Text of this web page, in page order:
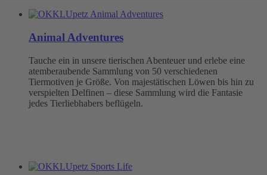
Animal Adventures
Tauche ein in unsere tierischen Abenteuer und erlebe eine
atemberaubende Sammlung von 50 verschiedenen
Tiermotiven je Größe. Von majestätischen Löwen bis hin zu
verspielten Delfinen – diese Sammlung wird die Fantasie
jedes Tierliebhabers beflügeln.